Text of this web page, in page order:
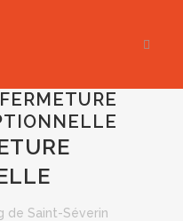
FERMETURE
de Saint-Séverin